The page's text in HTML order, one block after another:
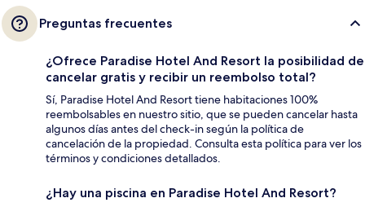
Preguntas frecuentes
¿Ofrece Paradise Hotel And Resort la posibilidad de
cancelar gratis y recibir un reembolso total?
Sí, Paradise Hotel And Resort tiene habitaciones 100%
reembolsables en nuestro sitio, que se pueden cancelar hasta
algunos días antes del check-in según la política de
cancelación de la propiedad. Consulta esta política para ver los
términos y condiciones detallados.
¿Hay una piscina en Paradise Hotel And Resort?